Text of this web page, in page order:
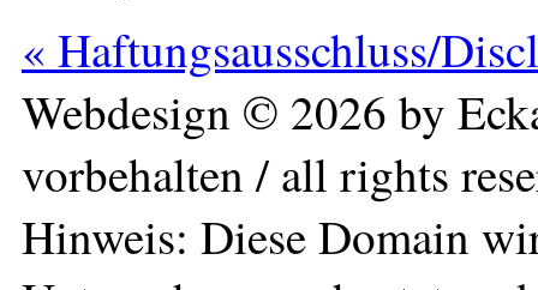
« Haftungsausschluss/
Webdesign © 2026 by
vorbehalten / all rights
Hinweis: Diese Domain